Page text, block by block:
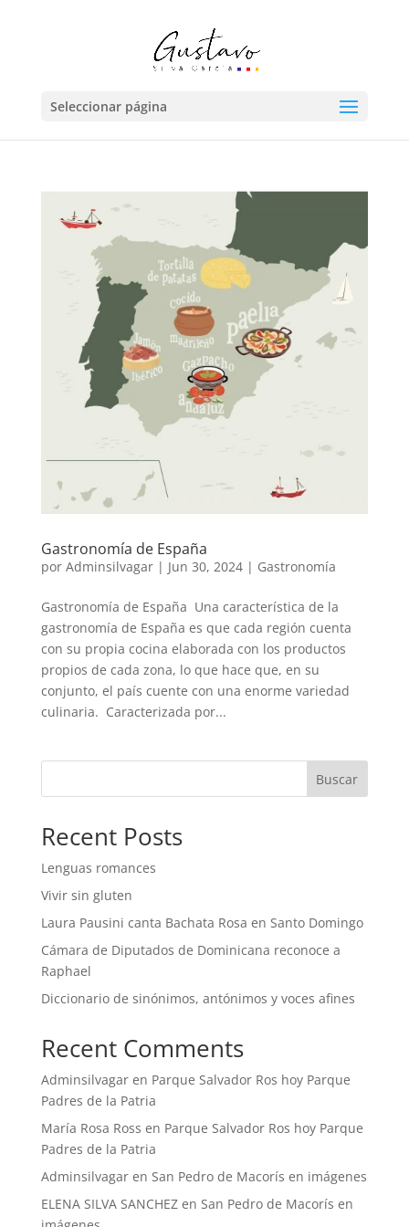
Seleccionar página
Gastronomía de España
por Adminsilvagar| Jun 30, 2024| Gastronomía
Gastronomía de España Una característica de la
gastronomía de España es que cada región cuenta
con su propia cocina elaborada con los productos
propios de cada zona, lo que hace que, en su
conjunto, el país cuente con una enorme variedad
culinaria. Caracterizada por...
Buscar
Recent Posts
Lenguas romances
Vivir sin gluten
Laura Pausini canta Bachata Rosa en Santo Domingo
Cámara de Diputados de Dominicana reconoce a
Raphael
Diccionario de sinónimos, antónimos y voces afines
Recent Comments
Adminsilvagaren Parque Salvador Ros hoy Parque
Padres de la Patria
María Rosa Ross en Parque Salvador Ros hoy Parque
Padres de la Patria
Adminsilvagaren San Pedro de Macorís en imágenes
ELENA SILVA SANCHEZen San Pedro de Macorís en